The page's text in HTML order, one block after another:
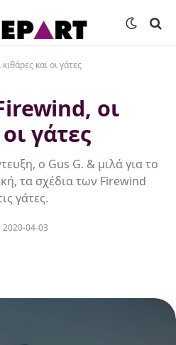
και οι γάτες
οι
γάτες
ο Gus G. & μιλά για το
τα σχέδια των Firewind
γάτες.
2020-04-03